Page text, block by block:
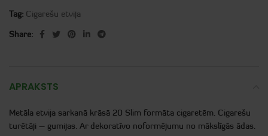
Tag: Cigarešu etvija
Share:
APRAKSTS
Metāla etvija sarkanā krāsā 20 Slim formāta cigaretēm. Cigarešu
turētāji – gumijas. Ar dekoratīvo noformējumu no mākslīgās ādas.